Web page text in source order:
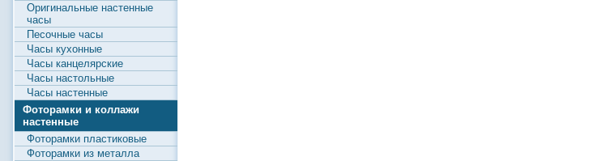
Оригинальные настенные
часы
Песочные часы
Часы кухонные
Часы канцелярские
Часы настольные
Часы настенные
Фоторамки и коллажи
настенные
Фоторамки пластиковые
Фоторамки из металла